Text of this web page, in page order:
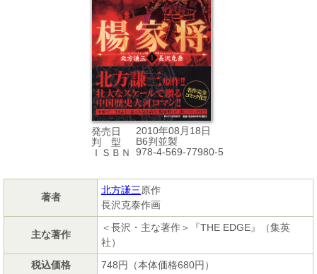
発売日
2010年08月18日
判 型
B6判並製
ＩＳＢＮ
978-4-569-77980-5
著者
北方謙三原作
長沢克泰作画
主な著作
＜長沢・主な著作＞『THE EDGE』（集英
社）
税込価格
748円（本体価格680円）